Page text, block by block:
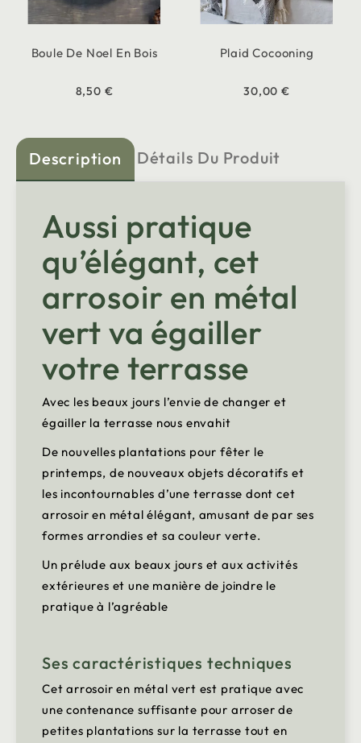
Boule De Noel En Bois
8,50 €
Plaid Cocooning
30,00 €
Description Détails Du Produit
Aussi pratique
qu’élégant, cet
arrosoir en métal
vert va égailler
votre terrasse
Avec les beaux jours l’envie de changer et
égailler la terrasse nous envahit
De nouvelles plantations pour fêter le
printemps, de nouveaux objets décoratifs et
les incontournables d’une terrasse dont cet
arrosoir en métal élégant, amusant de par ses
formes arrondies et sa couleur verte.
Un prélude aux beaux jours et aux activités
extérieures et une manière de joindre le
pratique à l’agréable
Ses caractéristiques techniques
Cet arrosoir en métal vert est pratique avec
une contenance suffisante pour arroser de
petites plantations sur la terrasse tout en